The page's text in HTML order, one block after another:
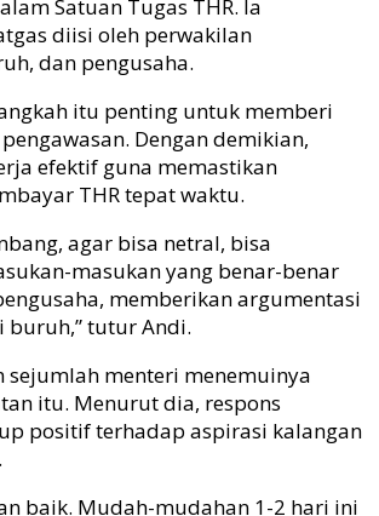
Satuan Tugas THR. Ia
diisi oleh perwakilan
dan pengusaha.
itu penting untuk memberi
Dengan demikian,
efektif guna memastikan
THR tepat waktu.
agar bisa netral, bisa
masukan yang benar-benar
memberikan argumentasi
buruh,” tutur Andi.
sejumlah menteri menemuinya
itu. Menurut dia, respons
positif terhadap aspirasi kalangan
baik. Mudah-mudahan 1-2 hari ini